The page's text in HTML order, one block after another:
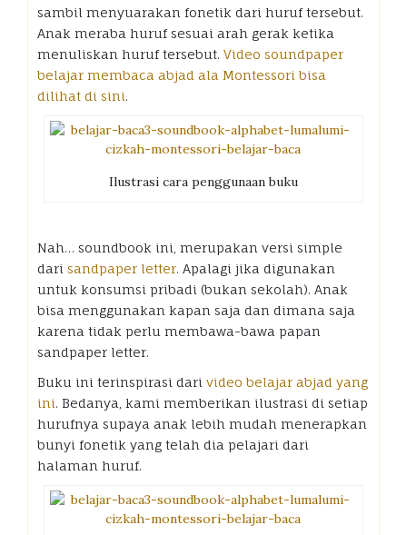
sambil menyuarakan fonetik dari huruf tersebut.
Anak meraba huruf sesuai arah gerak ketika
menuliskan huruf tersebut. Video soundpaper
belajar membaca abjad ala Montessori bisa
dilihat di sini.
Ilustrasi cara penggunaan buku
Nah… soundbook ini, merupakan versi simple
dari sandpaper letter. Apalagi jika digunakan
untuk konsumsi pribadi (bukan sekolah). Anak
bisa menggunakan kapan saja dan dimana saja
karena tidak perlu membawa-bawa papan
sandpaper letter.
Buku ini terinspirasi dari video belajar abjad yang
ini. Bedanya, kami memberikan ilustrasi di setiap
hurufnya supaya anak lebih mudah menerapkan
bunyi fonetik yang telah dia pelajari dari
halaman huruf.